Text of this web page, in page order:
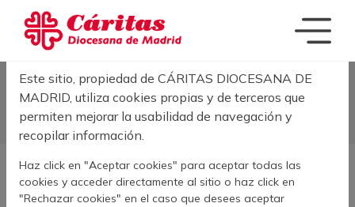
Pasar al contenido principal
Sobrescribir
INICIO
MUJER VIUDA, SIN PENSIÓN Y CON UN HIJO CON AUTISMO
NECESITA AYUDA PARA PAGAR EL ALQUILER. CASO Nº71.892
Acerca de las cookies en este sitio
Este sitio, propiedad de CÁRITAS DIOCESANA DE
MADRID, utiliza cookies propias y de terceros que
permiten mejorar la usabilidad de navegación y
recopilar información.
Haz click en "Aceptar cookies" para aceptar todas las
cookies y acceder directamente al sitio o haz click en
"Rechazar cookies" en el caso que desees aceptar